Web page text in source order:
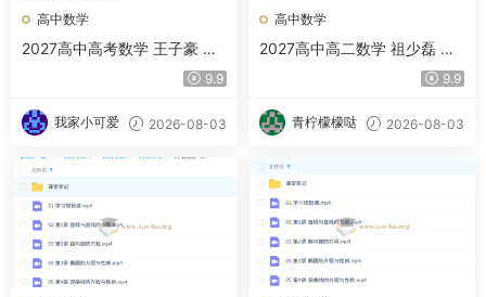
高中数学
2027高中高考数学 王子豪 暑
9.9
我家小可爱 2026-08-03
高中数学
2027高中高二数学 祖少磊 暑
9.9
青柠檬檬哒 2026-08-03